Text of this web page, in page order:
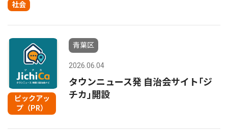
社会
ピックアッ
プ（PR）
青葉区
2026.06.04
タウンニュース発 自治会サイト｢ジ
チカ｣開設